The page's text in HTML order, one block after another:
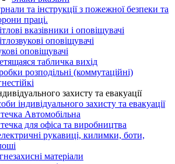
та інструкції з пожежної безпеки та
праці.
вказівники і оповіщувачі
оповіщувачі
оповіщувачі
табличка вихід
розподільні (коммутаційні)
захисту та евакуації
індивідуального захисту та евакуації
Автомобільна
для офіса та виробництва
рукавиці, килимки, боти,
матеріали